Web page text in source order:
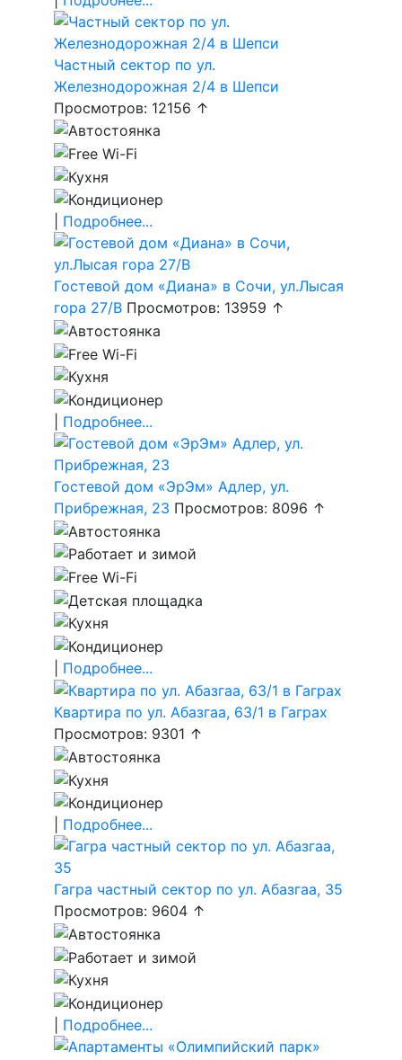
Частный сектор по ул.
Железнодорожная 2/4 в Шепси
Просмотров: 12156 ↑
Подробнее...
Гостевой дом «Диана» в Сочи, ул.Лысая
гора 27/В Просмотров: 13959 ↑
Подробнее...
Гостевой дом «ЭрЭм» Адлер, ул.
Прибрежная, 23 Просмотров: 8096 ↑
Подробнее...
Квартира по ул. Абазгаа, 63/1 в Гаграх
Просмотров: 9301 ↑
Подробнее...
Гагра частный сектор по ул. Абазгаа, 35
Просмотров: 9604 ↑
Подробнее...